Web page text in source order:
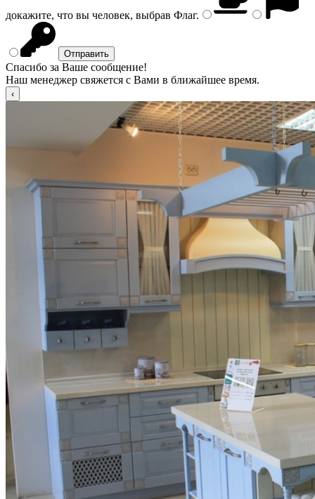
докажите, что вы человек, выбрав Флаг.
Спасибо за Ваше сообщение!
Наш менеджер свяжется с Вами в ближайшее время.